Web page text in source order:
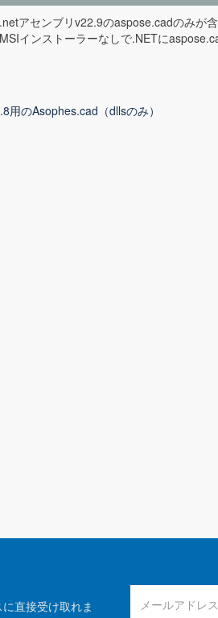
アセンブリv22.9のaspose.cadのみが
インストーラーなしで.NETに
用のAsophes.cad（dllsのみ）
直接受け取れま